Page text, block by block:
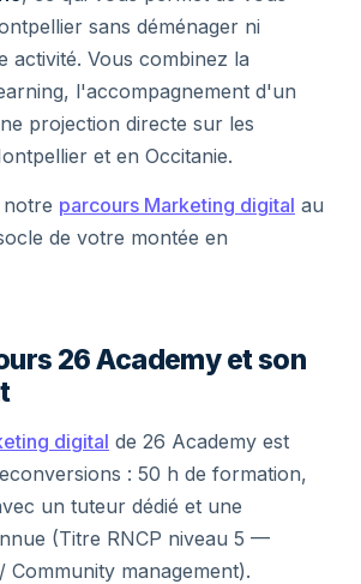
sans déménager ni
activité. Vous combinez la
l'accompagnement d'un
projection directe sur les
et en Occitanie.
parcours Marketing digital au
de votre montée en
26 Academy et son
digital de 26 Academy est
: 50 h de formation,
un tuteur dédié et une
(Titre RNCP niveau 5 —
Community management).